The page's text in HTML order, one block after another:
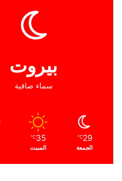
بيروت
سماء صافية
29
℃
الجمعة
35
℃
السبت